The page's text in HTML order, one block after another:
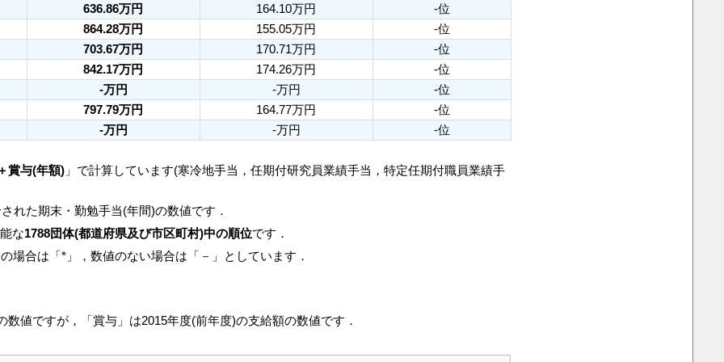
636.86万円 164.10万円
-位
864.28万円
155.05万円
-位
703.67万円
170.71万円
-位
842.17万円
174.26万円
-位
-万円
-万円
-位
797.79万円
164.77万円
-位
-万円
-万円 -位
賞与(年額) 」で計算しています(寒冷地手当，任期付研究員業績手当，特定任期付職員業績手
れた期末・勤勉手当(年間)の数値です．
な1788団体(都道府県及び市区町村)中の順位です．
場合は「*」，数値のない場合は「－」としています．
数値ですが，「賞与」は2015年度(前年度)の支給額の数値です．